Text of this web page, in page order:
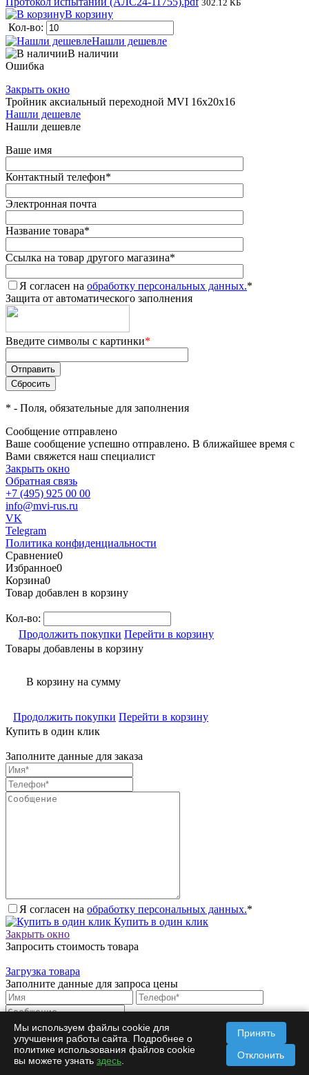
302.12 КБ
В корзину
Кол-во:
Нашли дешевле
В наличии
Ошибка
Закрыть окно
Тройник аксиальный переходной MVI 16x20x16
Нашли дешевле
Нашли дешевле
Ваше имя
Контактный телефон*
Электронная почта
Название товара*
Ссылка на товар другого магазина*
Я согласен на обработку персональных данных.*
Защита от автоматического заполнения
Введите символы с картинки*
* - Поля, обязательные для заполнения
Сообщение отправлено
Ваше сообщение успешно отправлено. В ближайшее время с
Вами свяжется наш специалист
Закрыть окно
Обратная связь
+7 (495) 925 00 00
info@mvi-rus.ru
VK
Telegram
Политика конфиденциальности
Сравнение0
Избранное0
Корзина0
Товар добавлен в корзину
Кол-во:
Продолжить покупки Перейти в корзину
Товары добавлены в корзину
В корзину на сумму
Продолжить покупки Перейти в корзину
Купить в один клик
Заполните данные для заказа
Я согласен на обработку персональных данных.*
Купить в один клик
Закрыть окно
Запросить стоимость товара
Загрузка товара
Заполните данные для запроса цены
Я согласен наобработку персональных данных.*
Запросить цену
Закрыть окно
Мы используем файлы cookie для
улучшения работы сайта. Подробнее о
политике использования файлов cookie
вы можете узнать здесь
Принять
Отклонить